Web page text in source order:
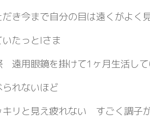
だき今まで自分の目は遠くがよく
いたっとIさま
遠用眼鏡を掛けて1ヶ月生活し
られないほど
キリと見え疲れない すごく調子